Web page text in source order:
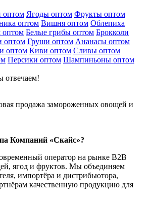
Ягоды оптом Фрукты оптом
оптом Вишня оптом Облепиха
оптом Белые грибы оптом Брокколи
оптом Груши оптом Ананасы оптом
оптом Киви оптом Сливы оптом
Персики оптом Шампиньоны оптом
отвечаем!
продажа замороженных овощей и
Компаний «Скайс»?
оператор на рынке B2B
ягод и фруктов. Мы объединяем
импортёра и дистрибьютора,
качественную продукцию для